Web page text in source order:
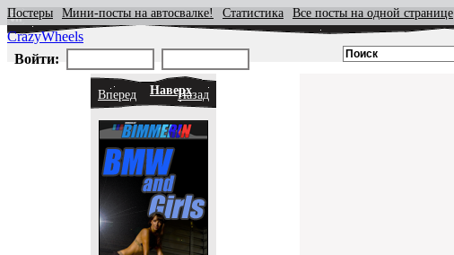
CrazyWheels
Постеры Мини-посты на автосвалке! Статистика Все посты на одной странице
Войти:
Вперед НаверхНазад